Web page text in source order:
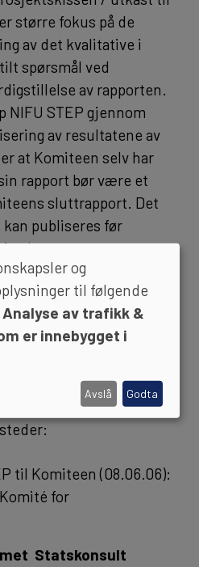
større fokus på de
av det kvalitative i
spørsmål ved
av rapporten.
NIFU STEP gjennom
av resultatene av
at Komiteen selv har
rapport bør være et
sluttrapport. Det
publiseres før
sluttrapport.
kontakten med NIFU
som kom opp
følges opp av
til Komiteen (08.06.06):
for
 Statskonsult
og
til følgende
av trafikk &
er innebygget i
Avslå Godta